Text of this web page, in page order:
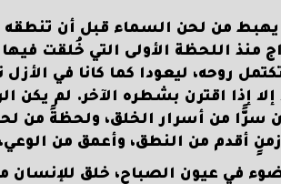
يهبط من لحن السماء قبل أن تنطقه
منذ اللحظة الأولى التي خُلقت
روحه، ليعودا كما كانا في الأزل
إذا اقترن بشطره الآخر. لم يكن
سرًّا من أسرار الخلق، ولحظةً من
زمنٍ أقدم من النطق، وأعمق من
في عيون الصباح، خلق للإنسان